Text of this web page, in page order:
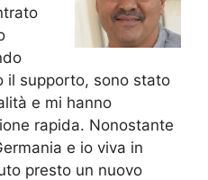
il supporto, sono stato
e mi hanno
rapida. Nonostante
e io viva in
presto un nuovo